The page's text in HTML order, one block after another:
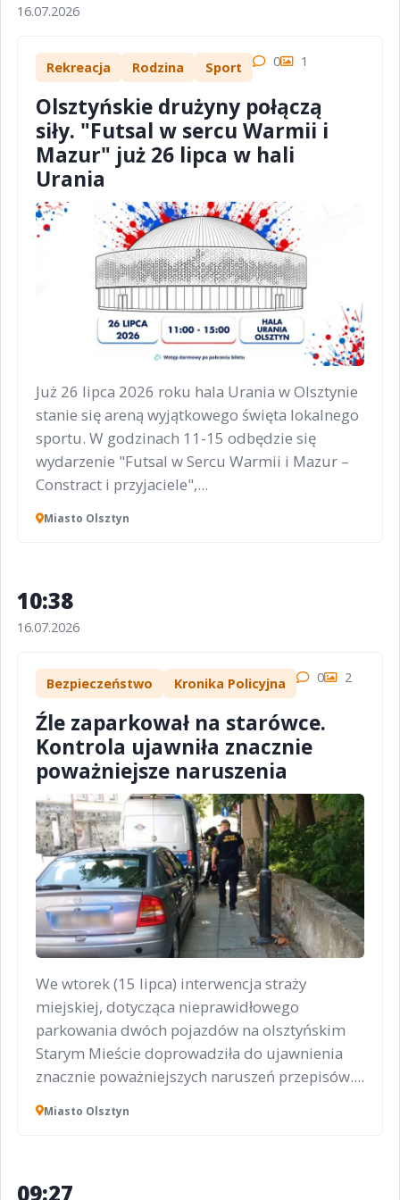
16.07.2026
Rekreacja Rodzina Sport 0 1
Olsztyńskie drużyny połączą
siły. "Futsal w sercu Warmii i
Mazur" już 26 lipca w hali
Urania
Już 26 lipca 2026 roku hala Urania w Olsztynie
stanie się areną wyjątkowego święta lokalnego
sportu. W godzinach 11-15 odbędzie się
wydarzenie "Futsal w Sercu Warmii i Mazur –
Constract i przyjaciele",...
Miasto Olsztyn
10:38
16.07.2026
Bezpieczeństwo Kronika Policyjna 0 2
Źle zaparkował na starówce.
Kontrola ujawniła znacznie
poważniejsze naruszenia
We wtorek (15 lipca) interwencja straży
miejskiej, dotycząca nieprawidłowego
parkowania dwóch pojazdów na olsztyńskim
Starym Mieście doprowadziła do ujawnienia
znacznie poważniejszych naruszeń przepisów....
Miasto Olsztyn
09:27